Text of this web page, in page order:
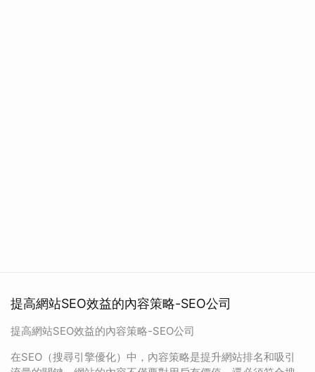
提高網站SEO效益的內容策略-SEO公司
提高網站SEO效益的內容策略-SEO公司
在SEO（搜尋引擎優化）中，內容策略是提升網站排名和吸引